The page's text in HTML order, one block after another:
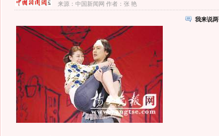
来源： 中国新闻网 作者：张 艳
我来说